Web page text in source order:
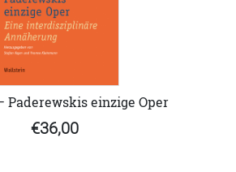
Paderewskis einzige Oper
€36,00